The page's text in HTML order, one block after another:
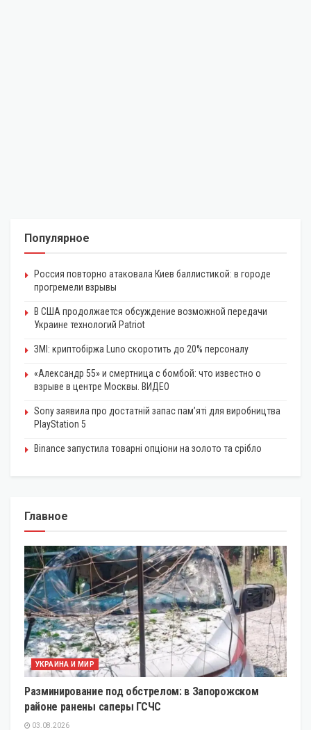
Популярное
Россия повторно атаковала Киев баллистикой: в городе
прогремели взрывы
В США продолжается обсуждение возможной передачи
Украине технологий Patriot
ЗМІ: криптобіржа Luno скоротить до 20% персоналу
«Александр 55» и смертница с бомбой: что известно о
взрыве в центре Москвы. ВИДЕО
Sony заявила про достатній запас пам’яті для виробництва
PlayStation 5
Binance запустила товарні опціони на золото та срібло
Главное
УКРАИНА И МИР
Разминирование под обстрелом: в Запорожском
районе ранены саперы ГСЧС
03.08.2026